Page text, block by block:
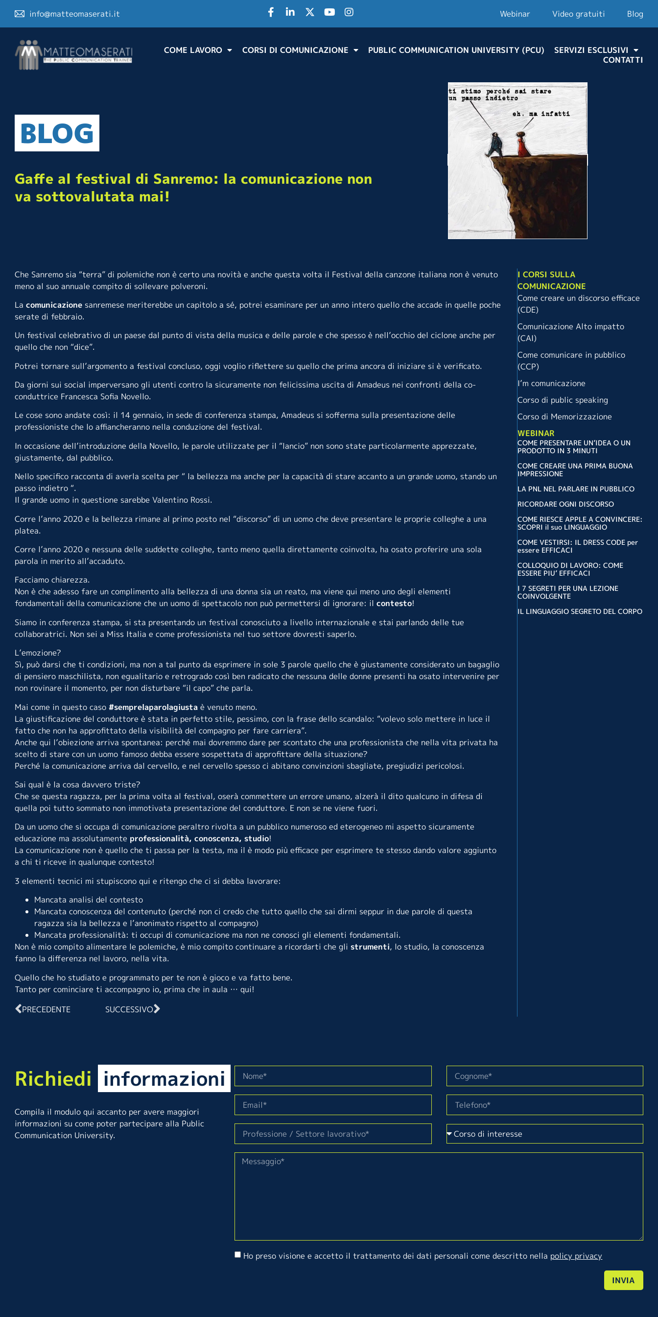
info@matteomaserati.it Webinar Video gratuiti Blog
COME LAVORO CORSI DI COMUNICAZIONE PUBLIC COMMUNICATION UNIVERSITY (PCU)
SERVIZI ESCLUSIVI
CONTATTI
BLOG
Gaffe al festival di Sanremo: la comunicazione non
va sottovalutata mai!
Che Sanremo sia “terra” di polemiche non è certo una novità e anche questa volta il Festival della canzone italiana non è venuto
meno al suo annuale compito di sollevare polveroni.
La comunicazione sanremese meriterebbe un capitolo a sé, potrei esaminare per un anno intero quello che accade in quelle poche
serate di febbraio.
Un festival celebrativo di un paese dal punto di vista della musica e delle parole e che spesso è nell’occhio del ciclone anche per
quello che non “dice”.
Potrei tornare sull’argomento a festival concluso, oggi voglio riflettere su quello che prima ancora di iniziare si è verificato.
Da giorni sui social imperversano gli utenti contro la sicuramente non felicissima uscita di Amadeus nei confronti della co-
conduttrice Francesca Sofia Novello.
Le cose sono andate così: il 14 gennaio, in sede di conferenza stampa, Amadeus si sofferma sulla presentazione delle
professioniste che lo affiancheranno nella conduzione del festival.
In occasione dell’introduzione della Novello, le parole utilizzate per il “lancio” non sono state particolarmente apprezzate,
giustamente, dal pubblico.
Nello specifico racconta di averla scelta per “ la bellezza ma anche per la capacità di stare accanto a un grande uomo, stando un
passo indietro “.
Il grande uomo in questione sarebbe Valentino Rossi.
Corre l’anno 2020 e la bellezza rimane al primo posto nel “discorso” di un uomo che deve presentare le proprie colleghe a una
platea.
Corre l’anno 2020 e nessuna delle suddette colleghe, tanto meno quella direttamente coinvolta, ha osato proferire una sola
parola in merito all’accaduto.
Facciamo chiarezza.
Non è che adesso fare un complimento alla bellezza di una donna sia un reato, ma viene qui meno uno degli elementi
fondamentali della comunicazione che un uomo di spettacolo non può permettersi di ignorare: il contesto!
Siamo in conferenza stampa, si sta presentando un festival conosciuto a livello internazionale e stai parlando delle tue
collaboratrici. Non sei a Miss Italia e come professionista nel tuo settore dovresti saperlo.
L’emozione?
Sì, può darsi che ti condizioni, ma non a tal punto da esprimere in sole 3 parole quello che è giustamente considerato un bagaglio
di pensiero maschilista, non egualitario e retrogrado così ben radicato che nessuna delle donne presenti ha osato intervenire per
non rovinare il momento, per non disturbare “il capo” che parla.
Mai come in questo caso #semprelaparolagiusta è venuto meno.
La giustificazione del conduttore è stata in perfetto stile, pessimo, con la frase dello scandalo: “volevo solo mettere in luce il
fatto che non ha approfittato della visibilità del compagno per fare carriera”.
Anche qui l’obiezione arriva spontanea: perché mai dovremmo dare per scontato che una professionista che nella vita privata ha
scelto di stare con un uomo famoso debba essere sospettata di approfittare della situazione?
Perché la comunicazione arriva dal cervello, e nel cervello spesso ci abitano convinzioni sbagliate, pregiudizi pericolosi.
Sai qual è la cosa davvero triste?
Che se questa ragazza, per la prima volta al festival, oserà commettere un errore umano, alzerà il dito qualcuno in difesa di
quella poi tutto sommato non immotivata presentazione del conduttore. E non se ne viene fuori.
Da un uomo che si occupa di comunicazione peraltro rivolta a un pubblico numeroso ed eterogeneo mi aspetto sicuramente
educazione ma assolutamente professionalità, conoscenza, studio!
La comunicazione non è quello che ti passa per la testa, ma il è modo più efficace per esprimere te stesso dando valore aggiunto
a chi ti riceve in qualunque contesto!
3 elementi tecnici mi stupiscono qui e ritengo che ci si debba lavorare:
Mancata analisi del contesto
Mancata conoscenza del contenuto (perché non ci credo che tutto quello che sai dirmi seppur in due parole di questa
ragazza sia la bellezza e l’anonimato rispetto al compagno)
Mancata professionalità: ti occupi di comunicazione ma non ne conosci gli elementi fondamentali.
Non è mio compito alimentare le polemiche, è mio compito continuare a ricordarti che gli strumenti, lo studio, la conoscenza
fanno la differenza nel lavoro, nella vita.
Quello che ho studiato e programmato per te non è gioco e va fatto bene.
Tanto per cominciare ti accompagno io, prima che in aula … qui!
PRECEDENTE
SUCCESSIVO
I CORSI SULLA
COMUNICAZIONE
Come creare un discorso efficace
(CDE)
Comunicazione Alto impatto
(CAI)
Come comunicare in pubblico
(CCP)
I’m comunicazione
Corso di public speaking
Corso di Memorizzazione
WEBINAR
COME PRESENTARE UN’IDEA O UN
PRODOTTO IN 3 MINUTI
COME CREARE UNA PRIMA BUONA
IMPRESSIONE
LA PNL NEL PARLARE IN PUBBLICO
RICORDARE OGNI DISCORSO
COME RIESCE APPLE A CONVINCERE:
SCOPRI il suo LINGUAGGIO
COME VESTIRSI: IL DRESS CODE per
essere EFFICACI
COLLOQUIO DI LAVORO: COME
ESSERE PIU’ EFFICACI
I 7 SEGRETI PER UNA LEZIONE
COINVOLGENTE
IL LINGUAGGIO SEGRETO DEL CORPO
Richiedi informazioni
Compila il modulo qui accanto per avere maggiori
informazioni su come poter partecipare alla Public
Communication University.
Ho preso visione e accetto il trattamento dei dati personali come descritto nella policy privacy
INVIA